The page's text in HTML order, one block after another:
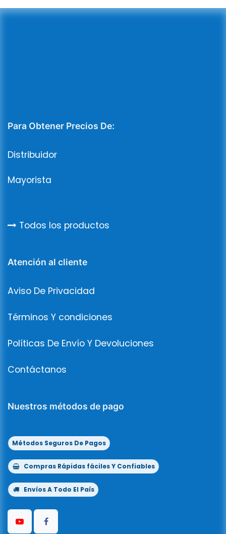
Para Obtener Precios De:
Distribuidor
Mayorista
Todos los productos
Atención al cliente
Aviso De Privacidad
Términos Y condiciones
Políticas De Envío Y Devoluciones
Contáctanos
Nuestros métodos de pago
Métodos Seguros De Pagos
Compras Rápidas fáciles Y Confiables
Envíos A Todo El País